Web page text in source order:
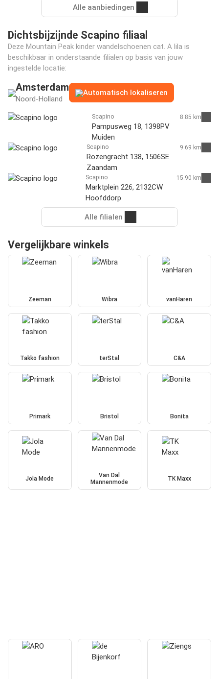
Alle aanbiedingen
Dichtsbijzijnde Scapino filiaal
Deze Mountain Peak kinder wandelschoenen cat. A lila is
beschikbaar in onderstaande filialen op basis van jouw
ingestelde locatie:
Amsterdam
Noord-Holland
Automatisch lokaliseren
Scapino
Pampusweg 18, 1398PV
Muiden
8.85 km
Scapino
Rozengracht 138, 1506SE
Zaandam
9.69 km
Scapino
Marktplein 226, 2132CW
Hoofddorp
15.90 km
Alle filialen
Vergelijkbare winkels
Zeeman Wibra vanHaren
Takko fashion terStal C&A
Primark Bristol Bonita
Jola Mode
Van Dal
Mannenmode
TK Maxx